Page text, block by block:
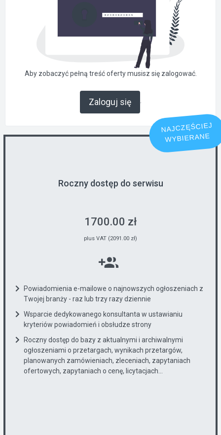
Aby zobaczyć pełną treść oferty musisz się zalogować.
Zaloguj się .
NAJCZĘŚCIEJ
WYBIERANE
Roczny dostęp do serwisu
1700.00 zł
plus VAT (2091.00 zł)
Powiadomienia e-mailowe o najnowszych ogłoszeniach z
Twojej branży - raz lub trzy razy dziennie
Wsparcie dedykowanego konsultanta w ustawianiu
kryteriów powiadomień i obsłudze strony
Roczny dostęp do bazy z aktualnymi i archiwalnymi
ogłoszeniami o przetargach, wynikach przetargów,
planowanych zamówieniach, zleceniach, zapytaniach
ofertowych, zapytaniach o cenę, licytacjach...